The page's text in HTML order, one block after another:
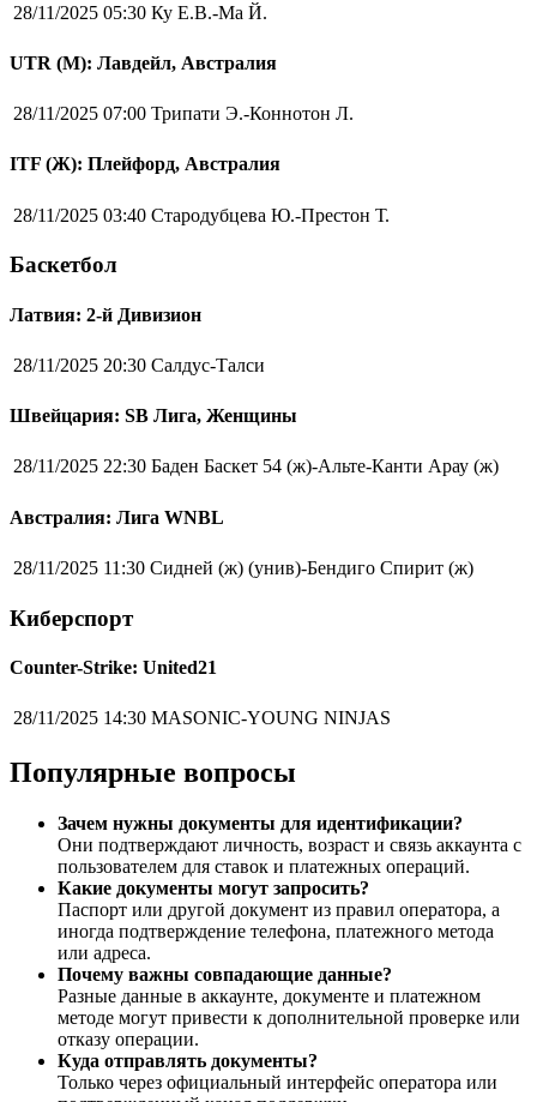
28/11/2025 05:30 Ку Е.В.-Ма Й.
UTR (М): Лавдейл, Австралия
28/11/2025 07:00 Трипати Э.-Коннотон Л.
ITF (Ж): Плейфорд, Австралия
28/11/2025 03:40 Стародубцева Ю.-Престон Т.
Баскетбол
Латвия: 2-й Дивизион
28/11/2025 20:30 Салдус-Талси
Швейцария: SB Лига, Женщины
28/11/2025 22:30 Баден Баскет 54 (ж)-Альте-Канти Арау (ж)
Австралия: Лига WNBL
28/11/2025 11:30 Сидней (ж) (унив)-Бендиго Спирит (ж)
Киберспорт
Counter-Strike: United21
28/11/2025 14:30 MASONIC-YOUNG NINJAS
Популярные вопросы
Зачем нужны документы для идентификации?
Они подтверждают личность, возраст и связь аккаунта с
пользователем для ставок и платежных операций.
Какие документы могут запросить?
Паспорт или другой документ из правил оператора, а
иногда подтверждение телефона, платежного метода
или адреса.
Почему важны совпадающие данные?
Разные данные в аккаунте, документе и платежном
методе могут привести к дополнительной проверке или
отказу операции.
Куда отправлять документы?
Только через официальный интерфейс оператора или